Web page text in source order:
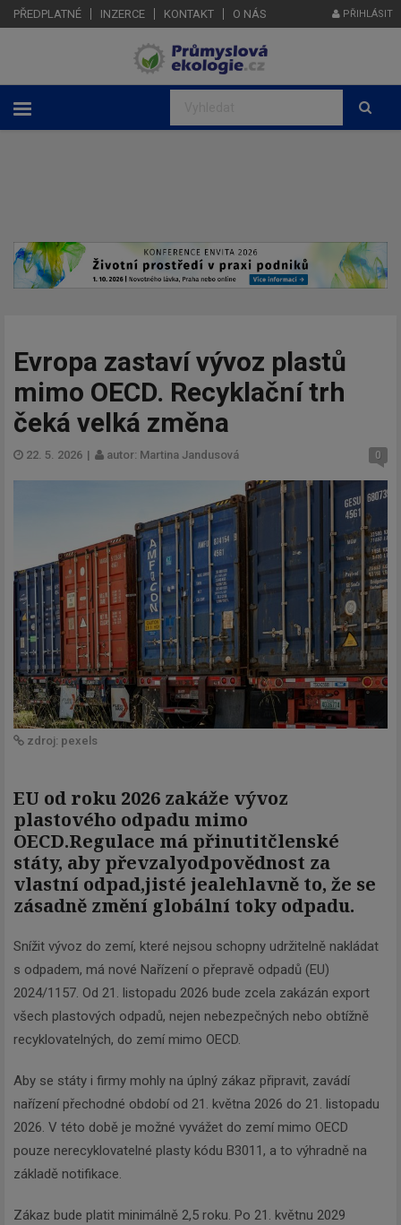
PŘEDPLATNÉ INZERCE KONTAKT O NÁS PŘIHLÁSIT
Evropa zastaví vývoz plastů
mimo OECD. Recyklační trh
čeká velká změna
22. 5. 2026 | autor: Martina Jandusová 0
zdroj: pexels
EU od roku 2026 zakáže vývoz
plastového odpadu mimo
OECD.Regulace má přinutitčlenské
státy, aby převzalyodpovědnost za
vlastní odpad,jisté jealehlavně to, že se
zásadně změní globální toky odpadu.
Snížit vývoz do zemí, které nejsou schopny udržitelně nakládat
s odpadem, má nové Nařízení o přepravě odpadů (EU)
2024/1157. Od 21. listopadu 2026 bude zcela zakázán export
všech plastových odpadů, nejen nebezpečných nebo obtížně
recyklovatelných, do zemí mimo OECD.
Aby se státy i firmy mohly na úplný zákaz připravit, zavádí
nařízení přechodné období od 21. května 2026 do 21. listopadu
2026. V této době je možné vyvážet do zemí mimo OECD
pouze nerecyklovatelné plasty kódu B3011, a to výhradně na
základě notifikace.
Zákaz bude platit minimálně 2,5 roku. Po 21. květnu 2029